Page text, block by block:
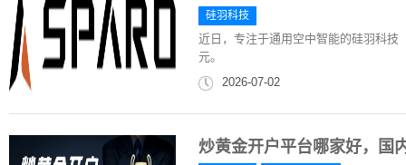
硅羽科技
近日，专注于通用空中智能的硅羽科技
元。
2026-07-02
炒黄金开户平台哪家好，国